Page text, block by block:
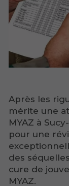
Après les
mérite une
MYAZ à
pour une
des
cure de
MYAZ.